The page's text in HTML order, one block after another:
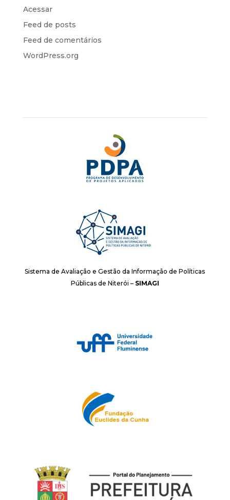
Acessar
Feed de posts
Feed de comentários
WordPress.org
Sistema de Avaliação e Gestão da Informação de Políticas
Públicas de Niterói – SIMAGI